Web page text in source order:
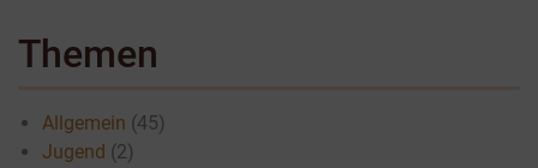
Themen
Allgemein (45)
Jugend (2)